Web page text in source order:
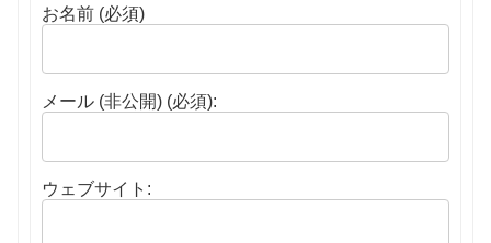
お名前 (必須)
メール (非公開) (必須):
ウェブサイト: